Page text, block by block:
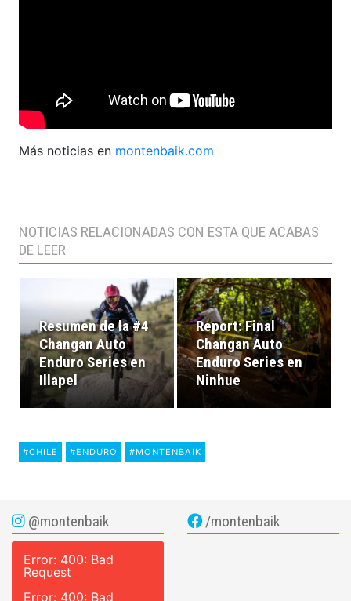
Más noticias en montenbaik.com
NOTICIAS RELACIONADAS CON ESTA QUE ACABAS
DE LEER
Resumen de la #4
Changan Auto
Enduro Series en
Illapel
Report: Final
Changan Auto
Enduro Series en
Ninhue
#CHILE #ENDURO #MONTENBAIK
@montenbaik
Error: 400: Bad
Request
Error: 400: Bad
/montenbaik